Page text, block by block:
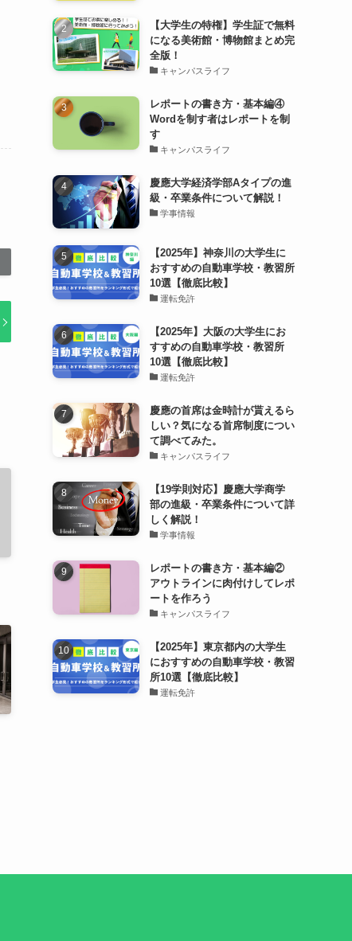
【大学生の特権】学生証で無料
になる美術館・博物館まとめ完
全版！
キャンパスライフ
レポートの書き方・基本編④
Wordを制す者はレポートを制
す
キャンパスライフ
慶應大学経済学部Aタイプの進
級・卒業条件について解説！
学事情報
【2025年】神奈川の大学生に
おすすめの自動車学校・教習所
10選【徹底比較】
運転免許
【2025年】大阪の大学生にお
すすめの自動車学校・教習所
10選【徹底比較】
運転免許
慶應の首席は金時計が貰えるら
しい？気になる首席制度につい
て調べてみた。
キャンパスライフ
【19学則対応】慶應大学商学
部の進級・卒業条件について詳
しく解説！
学事情報
レポートの書き方・基本編②
アウトラインに肉付けしてレポ
ートを作ろう
キャンパスライフ
【2025年】東京都内の大学生
におすすめの自動車学校・教習
所10選【徹底比較】
運転免許